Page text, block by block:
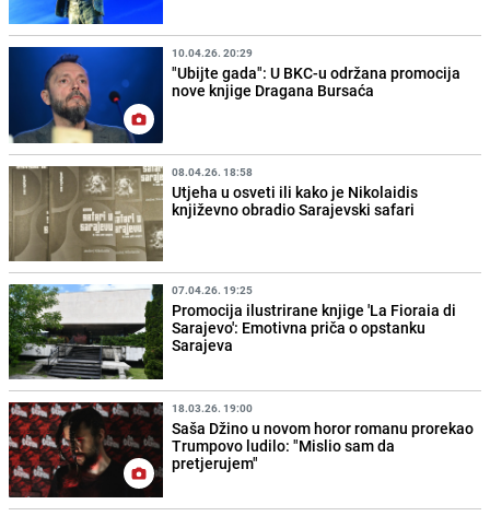
10.04.26. 20:29
"Ubijte gada": U BKC-u održana promocija
nove knjige Dragana Bursaća
08.04.26. 18:58
Utjeha u osveti ili kako je Nikolaidis
književno obradio Sarajevski safari
07.04.26. 19:25
Promocija ilustrirane knjige 'La Fioraia di
Sarajevo': Emotivna priča o opstanku
Sarajeva
18.03.26. 19:00
Saša Džino u novom horor romanu prorekao
Trumpovo ludilo: "Mislio sam da
pretjerujem"